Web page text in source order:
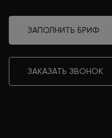
ЗАПОЛНИТЬ БРИФ
ЗАКАЗАТЬ ЗВОНОК